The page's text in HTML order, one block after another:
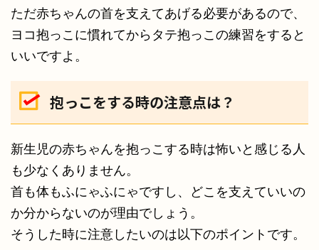
ただ赤ちゃんの首を支えてあげる必要があるので、
ヨコ抱っこに慣れてからタテ抱っこの練習をすると
いいですよ。
抱っこをする時の注意点は？
新生児の赤ちゃんを抱っこする時は怖いと感じる人
も少なくありません。
首も体もふにゃふにゃですし、どこを支えていいの
か分からないのが理由でしょう。
そうした時に注意したいのは以下のポイントです。